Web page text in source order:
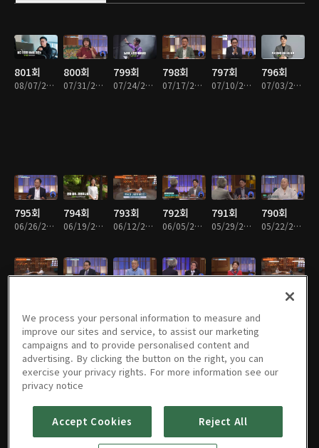
801회
08/07/2026 • 43분
800회
07/31/2026 • 45분
799회
07/24/2026 • 43분
798회
07/17/2026 • 43분
797회
07/10/2026 • 43분
796회
07/03/2026 • 43분
795회
06/26/2026 • 44분
794회
06/19/2026 • 44분
793회
06/12/2026 • 44분
792회
06/05/2026 • 44분
791회
05/29/2026 • 43분
790회
05/22/2026 • 43분
784회
783회
04/03/2026 • 43분
782회 781회 780회 779회 778회
We process your personal information to measure and
improve our sites and service, to assist our marketing
campaigns and to provide personalised content and
advertising. By clicking the button on the right, you can
exercise your privacy rights. For more information see our
privacy notice
Accept Cookies Reject All